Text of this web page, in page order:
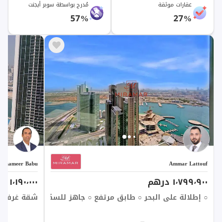
عقارات موثقة
27%
مُدرج بواسطة سوبر أيجنت
57%
Ammar Lattouf
١٬٧٩٩٬٩٠٠ درهم
○ إطلالة على البحر ○ طابق مرتفع ○ جاهز للسكن
Shameer Babu
١٬١٩٠٬٠٠٠ درهم
شقة غرفة